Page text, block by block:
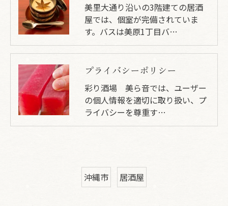
美里大通り沿いの3階建ての居酒
屋では、個室が完備されていま
す。バスは美原1丁目バ…
プライバシーポリシー
彩り酒場 美ら音では、ユーザー
の個人情報を適切に取り扱い、プ
ライバシーを尊重す…
沖縄市 居酒屋